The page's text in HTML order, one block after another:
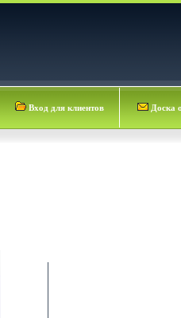
Вход для клиентов Доска